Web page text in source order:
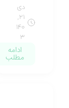
دی
۲۱,
۱۴۰
۳
ادامه
مطلب